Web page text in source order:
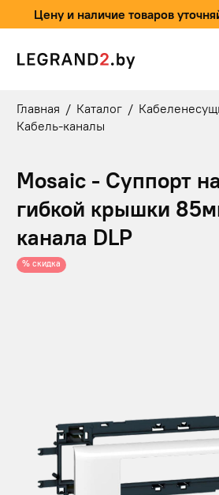
Цену и наличие товаров
Главная / Каталог /
Кабель-каналы
Mosaic - Суппорт
гибкой крышки
канала DLP
% скидка